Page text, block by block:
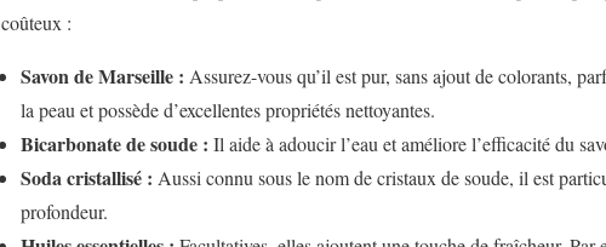
coûteux :
Savon de Marseille : Assurez-vous qu’il est pur, sans ajout de colorants,
la peau et possède d’excellentes propriétés nettoyantes.
Bicarbonate de soude : Il aide à adoucir l’eau et améliore l’efficacité du
Soda cristallisé : Aussi connu sous le nom de cristaux de soude, il est
profondeur.